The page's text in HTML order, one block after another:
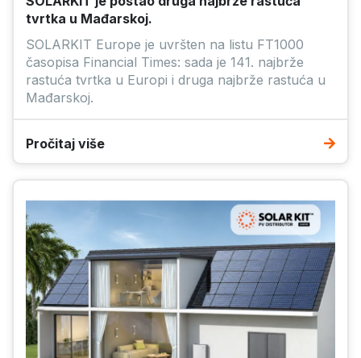
tvrtka u Mađarskoj.
SOLARKIT Europe je uvršten na listu FT1000
časopisa Financial Times: sada je 141. najbrže
rastuća tvrtka u Europi i druga najbrže rastuća u
Mađarskoj.
Pročitaj više